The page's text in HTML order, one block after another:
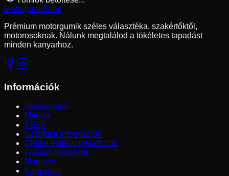
MotorgumiShop
Prémium motorgumik széles választéka, szakértőktől,
motorosoknak. Nálunk megtalálod a tökéletes tapadást
minden kanyarhoz.
Információk
Gumikereső
Márkák
ÁSZF
Szállítási Információk
Online elállási nyilatkozat
Gyakori Kérdések
Magazin
Kapcsolat